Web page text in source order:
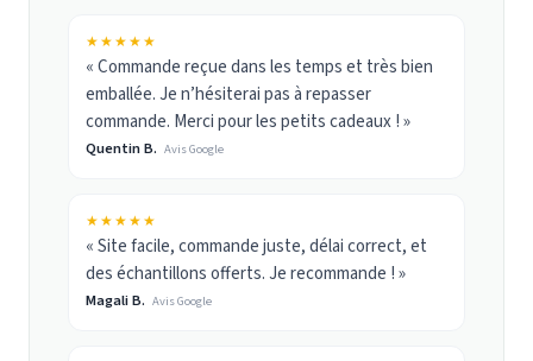
★★★★★
« Commande reçue dans les temps et très bien
emballée. Je n’hésiterai pas à repasser
commande. Merci pour les petits cadeaux ! »
Quentin B. Avis Google
★★★★★
« Site facile, commande juste, délai correct, et
des échantillons offerts. Je recommande ! »
Magali B. Avis Google